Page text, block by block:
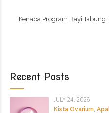
Kenapa Program Bayi Tabung
Recent Posts
JULY 24, 2026
Kista Ovarium,